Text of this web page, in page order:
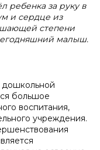
ребенка за руку в
и сердце из
степени
малыш.
большое
воспитания,
учреждения.